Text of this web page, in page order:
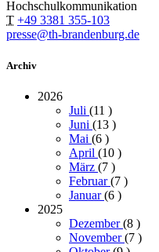
Hochschulkommunikation
T +49 3381 355-103
presse@th-brandenburg.de
Archiv
2026
Juli (11 )
Juni (13 )
Mai (6 )
April (10 )
März (7 )
Februar(7 )
Januar(6 )
2025
Dezember(8 )
November(7 )